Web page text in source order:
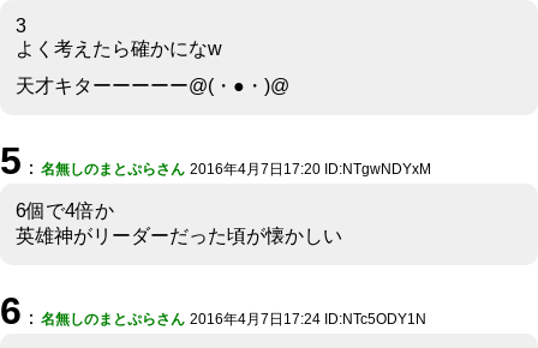
3
よく考えたら確かになw
天才キターーーーー@(・●・)@
5 ： 名無しのまとぷらさん 2016年4月7日17:20 ID:NTgwNDYxM
6個で4倍か
英雄神がリーダーだった頃が懐かしい
6 ： 名無しのまとぷらさん 2016年4月7日17:24 ID:NTc5ODY1N